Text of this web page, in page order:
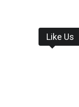
Like Us